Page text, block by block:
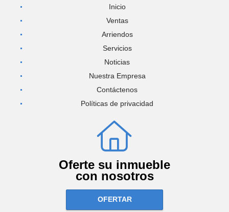
Inicio
Ventas
Arriendos
Servicios
Noticias
Nuestra Empresa
Contáctenos
Políticas de privacidad
Oferte su inmueble
con nosotros
OFERTAR